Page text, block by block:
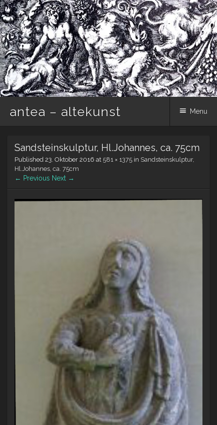
antea – altekunst Menu
content
Sandsteinskulptur, Hl.Johannes, ca. 75cm
Published 23. Oktober 2016 at 581 × 1375 in Sandsteinskulptur,
Hl.Johannes, ca. 75cm
← Previous Next →